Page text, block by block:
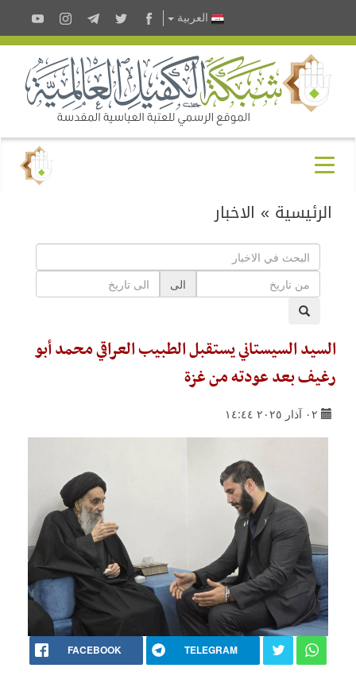
العربية
الرئيسية » الاخبار
الى
السيد السيستاني يستقبل الطبيب العراقي محمد أبو
رغيف بعد عودته من غزة
٠٢ آذار ٢٠٢٥ ١٤:٤٤
FACEBOOK TELEGRAM